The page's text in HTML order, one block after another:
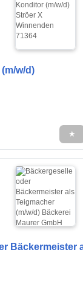
w/d)
★
Bäckermeister